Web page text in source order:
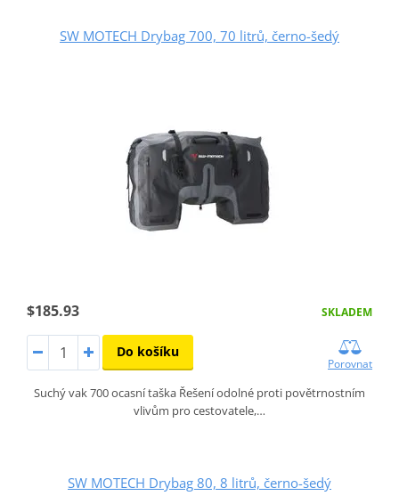
SW MOTECH Drybag 700, 70 litrů, černo-šedý
$185.93 SKLADEM
Do košíku
Porovnat
Suchý vak 700 ocasní taška Řešení odolné proti povětrnostním
vlivům pro cestovatele,…
SW MOTECH Drybag 80, 8 litrů, černo-šedý